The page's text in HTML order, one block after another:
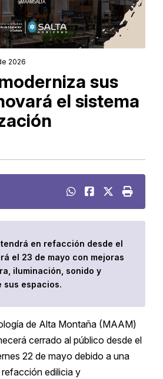
2026
sus
el sistema
en refacción desde el
el 23 de mayo con mejoras
iluminación, sonido y
sus espacios.
de Alta Montaña (MAAM)
cerrado al público desde el
22 de mayo debido a una
edilicia y